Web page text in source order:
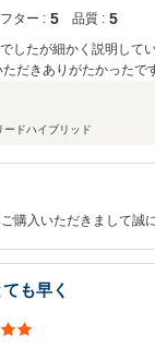
ター : 5 品質 : 5
したが細かく説明して
だきありがたかったで
ードハイブリッド
購入いただきまして誠
な事ございましたらお
も早く